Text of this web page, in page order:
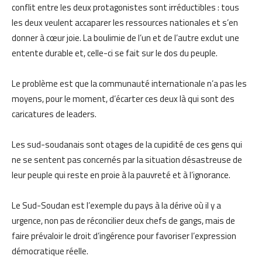
conflit entre les deux protagonistes sont irréductibles : tous
les deux veulent accaparer les ressources nationales et s’en
donner à cœur joie. La boulimie de l’un et de l’autre exclut une
entente durable et, celle-ci se fait sur le dos du peuple.
Le problème est que la communauté internationale n’a pas les
moyens, pour le moment, d’écarter ces deux là qui sont des
caricatures de leaders.
Les sud-soudanais sont otages de la cupidité de ces gens qui
ne se sentent pas concernés par la situation désastreuse de
leur peuple qui reste en proie à la pauvreté et à l’ignorance.
Le Sud-Soudan est l’exemple du pays à la dérive où il y a
urgence, non pas de réconcilier deux chefs de gangs, mais de
faire prévaloir le droit d’ingérence pour favoriser l’expression
démocratique réelle.